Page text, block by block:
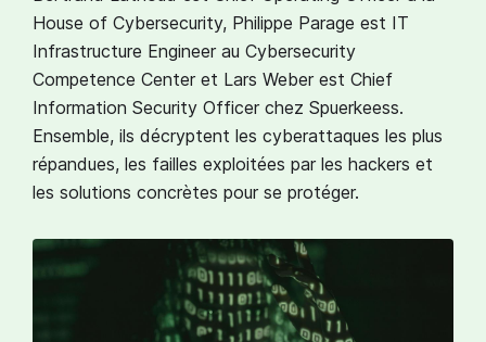
House of Cybersecurity, Philippe Parage est IT
Infrastructure Engineer au Cybersecurity
Competence Center et Lars Weber est Chief
Information Security Officer chez Spuerkeess.
Ensemble, ils décryptent les cyberattaques les plus
répandues, les failles exploitées par les hackers et
les solutions concrètes pour se protéger.